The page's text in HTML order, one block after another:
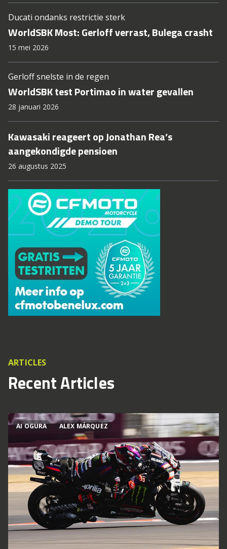
Ducati ondanks restrictie sterk
WorldSBK Most: Gerloff verrast, Bulega crasht
15 mei 2026
Gerloff snelste in de regen
WorldSBK test Portimao in water gevallen
28 januari 2026
Kawasaki reageert op Jonathan Rea’s
aangekondigde pensioen
26 augustus 2025
ARTICLES
Recent Articles
AI OGURA ALEX MÁRQUEZ